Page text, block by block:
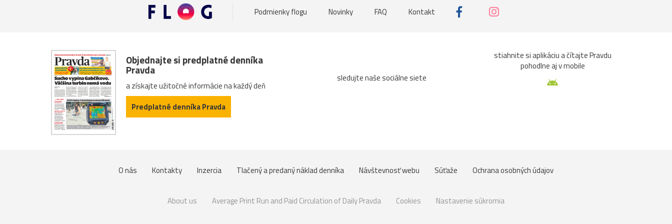
Podmienky flogu Novinky FAQ Kontakt
Objednajte si predplatné denníka
Pravda
a získajte užitočné informácie na každý deň
Predplatné denníka Pravda
sledujte naše sociálne siete
stiahnite si aplikáciu a čítajte Pravdu
pohodlne aj v mobile
O nás Kontakty Inzercia Tlačený a predaný náklad denníka Návštevnosť webu Súťaže Ochrana osobných údajov
About us Average Print Run and Paid Circulation of Daily Pravda Cookies Nastavenie súkromia